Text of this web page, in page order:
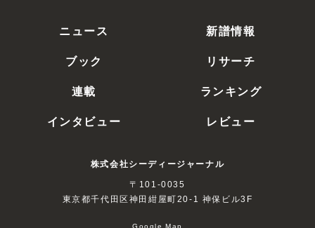
ニュース
新譜情報
ブック
リサーチ
連載
ランキング
インタビュー
レビュー
株式会社シーディージャーナル
〒101-0035
東京都千代田区神田紺屋町20-1 神保ビル3F
Google Map